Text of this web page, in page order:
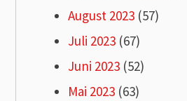
August 2023 (57)
Juli 2023 (67)
Juni 2023 (52)
Mai 2023 (63)